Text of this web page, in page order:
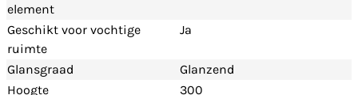
element
Geschikt voor vochtige
ruimte
Ja
Glansgraad
Glanzend
Hoogte
300